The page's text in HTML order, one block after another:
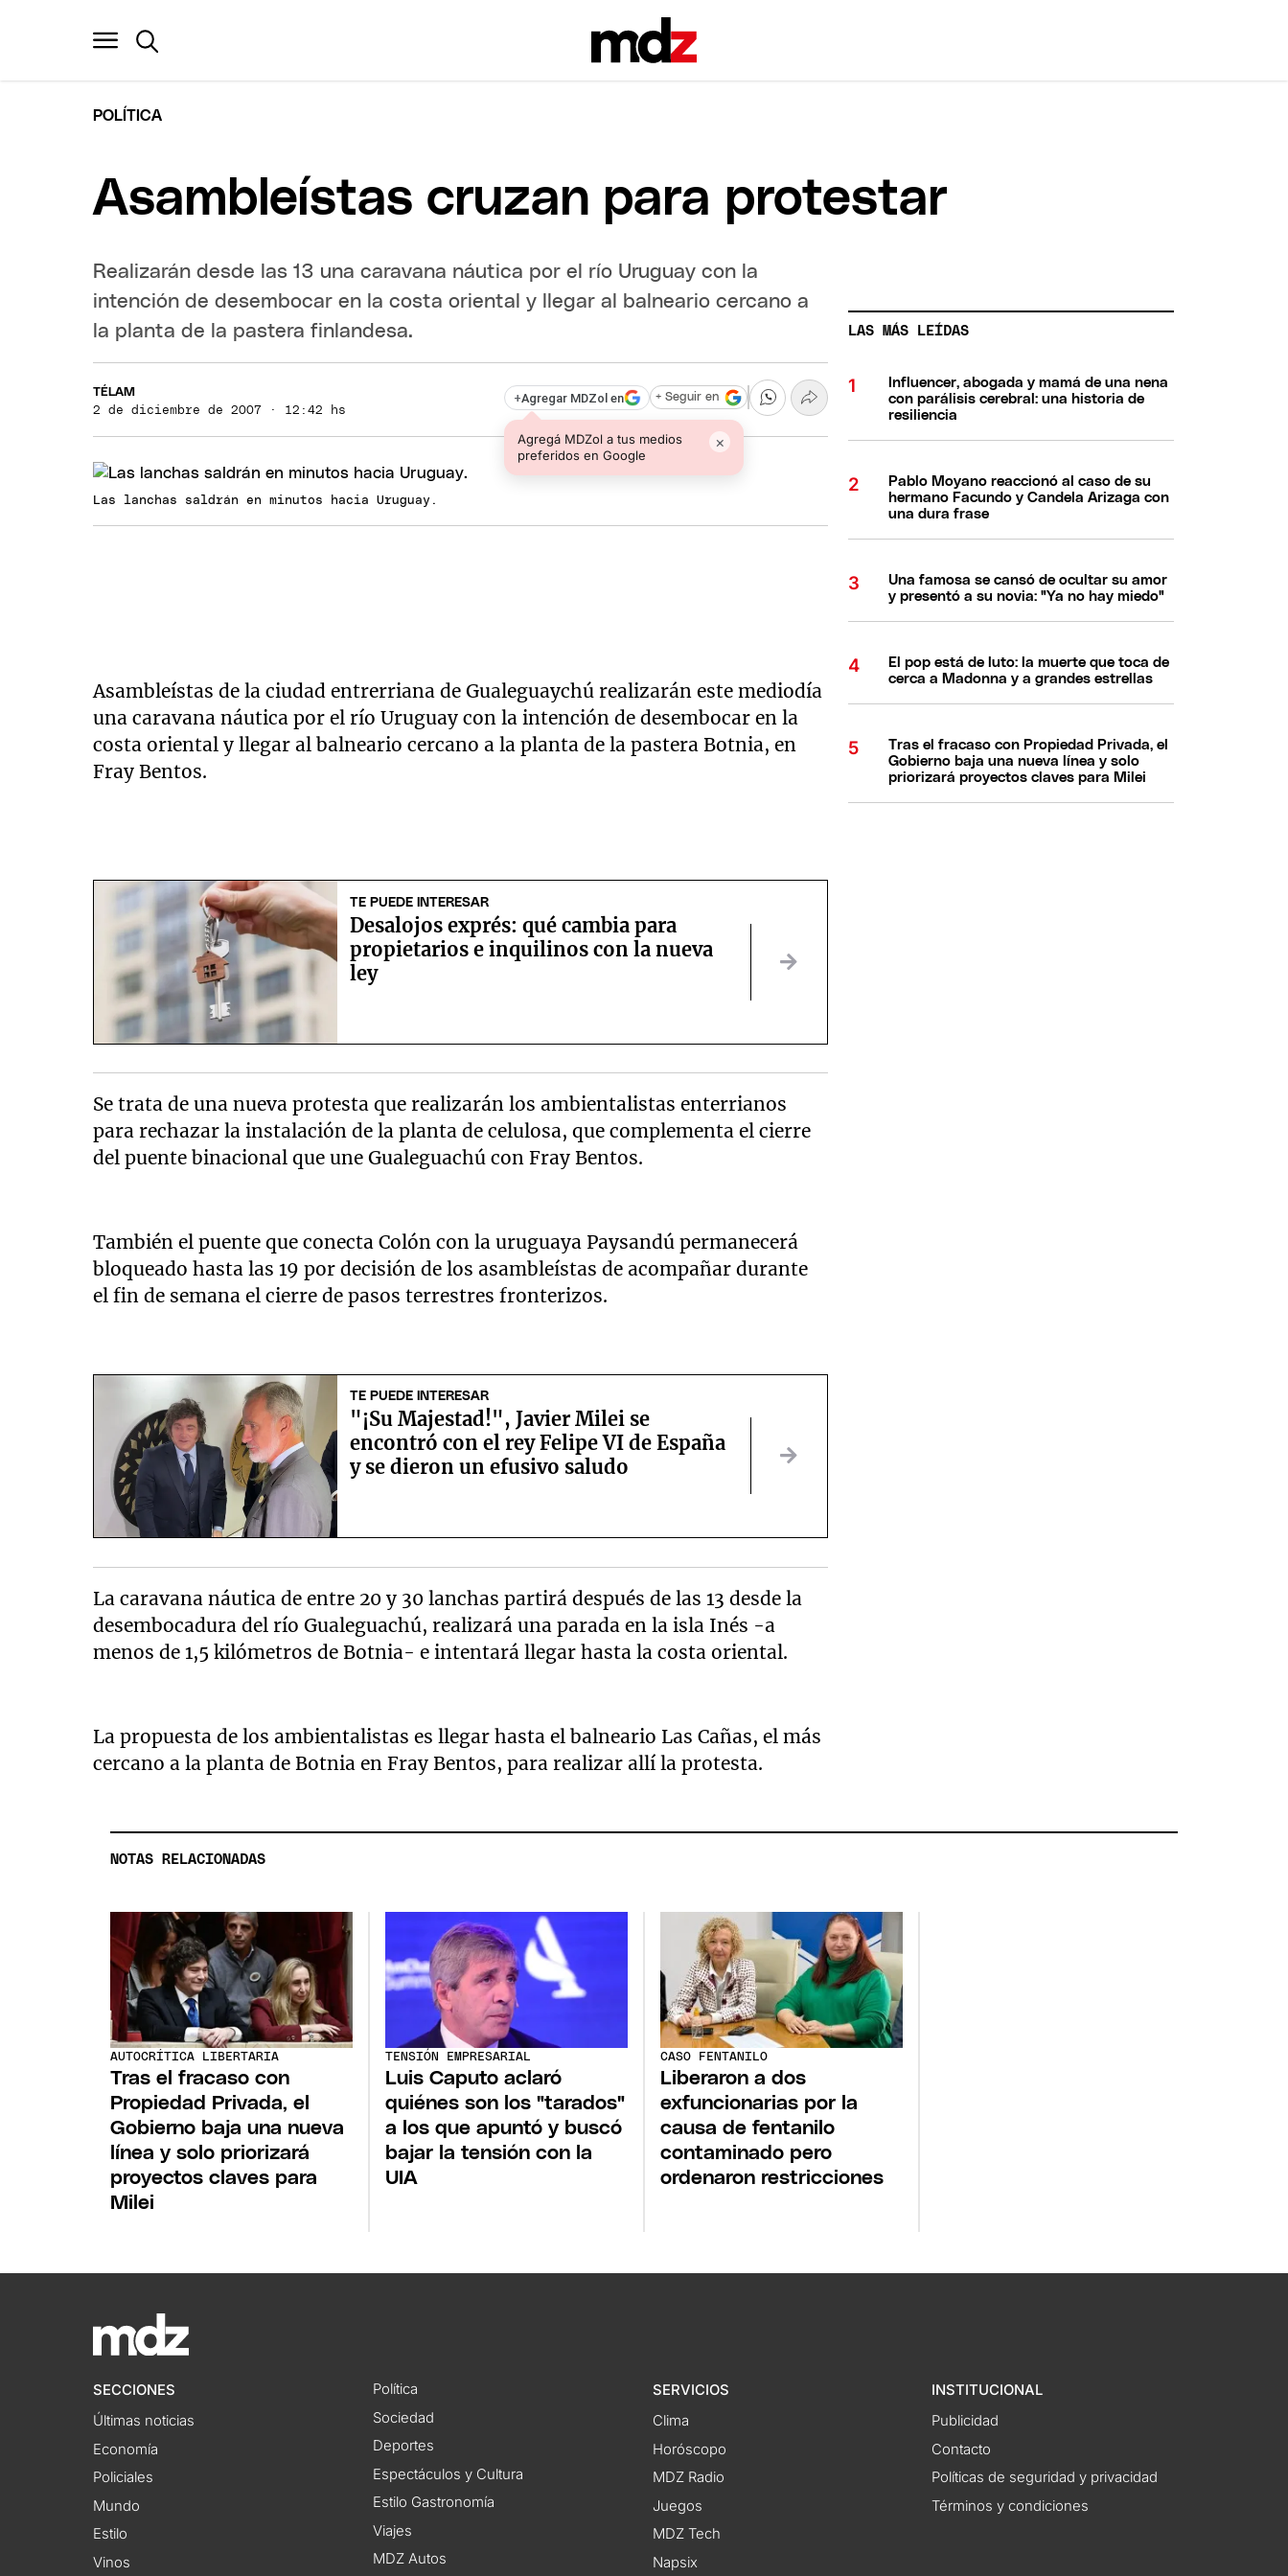
POLÍTICA
Asambleístas cruzan para protestar
Realizarán desde las 13 una caravana náutica por el río Uruguay con la
intención de desembocar en la costa oriental y llegar al balneario cercano a
la planta de la pastera finlandesa.
TÉLAM
2 de diciembre de 2007 · 12:42 hs
+Agregar MDZol en
Agregá MDZol a tus medios
preferidos en Google
×
+ Seguir en
Las lanchas saldrán en minutos hacia Uruguay.
Asambleístas de la ciudad entrerriana de Gualeguaychú realizarán este mediodía
una caravana náutica por el río Uruguay con la intención de desembocar en la
costa oriental y llegar al balneario cercano a la planta de la pastera Botnia, en
Fray Bentos.
TE PUEDE INTERESAR
Desalojos exprés: qué cambia para
propietarios e inquilinos con la nueva
ley
Se trata de una nueva protesta que realizarán los ambientalistas enterrianos
para rechazar la instalación de la planta de celulosa, que complementa el cierre
del puente binacional que une Gualeguachú con Fray Bentos.
También el puente que conecta Colón con la uruguaya Paysandú permanecerá
bloqueado hasta las 19 por decisión de los asambleístas de acompañar durante
el fin de semana el cierre de pasos terrestres fronterizos.
TE PUEDE INTERESAR
"¡Su Majestad!", Javier Milei se
encontró con el rey Felipe VI de España
y se dieron un efusivo saludo
La caravana náutica de entre 20 y 30 lanchas partirá después de las 13 desde la
desembocadura del río Gualeguachú, realizará una parada en la isla Inés -a
menos de 1,5 kilómetros de Botnia- e intentará llegar hasta la costa oriental.
La propuesta de los ambientalistas es llegar hasta el balneario Las Cañas, el más
cercano a la planta de Botnia en Fray Bentos, para realizar allí la protesta.
LAS MÁS LEÍDAS
Influencer, abogada y mamá de una nena
con parálisis cerebral: una historia de
resiliencia
Pablo Moyano reaccionó al caso de su
hermano Facundo y Candela Arizaga con
una dura frase
Una famosa se cansó de ocultar su amor
y presentó a su novia: "Ya no hay miedo"
El pop está de luto: la muerte que toca de
cerca a Madonna y a grandes estrellas
Tras el fracaso con Propiedad Privada, el
Gobierno baja una nueva línea y solo
priorizará proyectos claves para Milei
NOTAS RELACIONADAS
AUTOCRÍTICA LIBERTARIA
Tras el fracaso con
Propiedad Privada, el
Gobierno baja una nueva
línea y solo priorizará
proyectos claves para
Milei
TENSIÓN EMPRESARIAL
Luis Caputo aclaró
quiénes son los "tarados"
a los que apuntó y buscó
bajar la tensión con la
UIA
CASO FENTANILO
Liberaron a dos
exfuncionarias por la
causa de fentanilo
contaminado pero
ordenaron restricciones
SECCIONES
Últimas noticias
Economía
Policiales
Mundo
Estilo
Vinos
Política
Sociedad
Deportes
Espectáculos y Cultura
Estilo Gastronomía
Viajes
MDZ Autos
SERVICIOS
Clima
Horóscopo
MDZ Radio
Juegos
MDZ Tech
Napsix
INSTITUCIONAL
Publicidad
Contacto
Políticas de seguridad y privacidad
Términos y condiciones